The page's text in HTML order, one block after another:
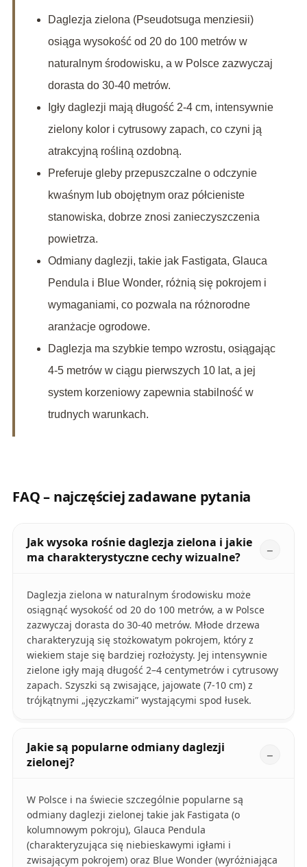
Daglezja zielona (Pseudotsuga menziesii)
osiąga wysokość od 20 do 100 metrów w
naturalnym środowisku, a w Polsce zazwyczaj
dorasta do 30-40 metrów.
Igły daglezji mają długość 2-4 cm, intensywnie
zielony kolor i cytrusowy zapach, co czyni ją
atrakcyjną rośliną ozdobną.
Preferuje gleby przepuszczalne o odczynie
kwaśnym lub obojętnym oraz półcieniste
stanowiska, dobrze znosi zanieczyszczenia
powietrza.
Odmiany daglezji, takie jak Fastigata, Glauca
Pendula i Blue Wonder, różnią się pokrojem i
wymaganiami, co pozwala na różnorodne
aranżacje ogrodowe.
Daglezja ma szybkie tempo wzrostu, osiągając
4-5 metrów w ciągu pierwszych 10 lat, a jej
system korzeniowy zapewnia stabilność w
trudnych warunkach.
FAQ – najczęściej zadawane pytania
Jak wysoka rośnie daglezja zielona i jakie
ma charakterystyczne cechy wizualne?
Daglezja zielona w naturalnym środowisku może
osiągnąć wysokość od 20 do 100 metrów, a w Polsce
zazwyczaj dorasta do 30-40 metrów. Młode drzewa
charakteryzują się stożkowatym pokrojem, który z
wiekiem staje się bardziej rozłożysty. Jej intensywnie
zielone igły mają długość 2–4 centymetrów i cytrusowy
zapach. Szyszki są zwisające, jajowate (7-10 cm) z
trójkątnymi „języczkami” wystającymi spod łusek.
Jakie są popularne odmiany daglezji
zielonej?
W Polsce i na świecie szczególnie popularne są
odmiany daglezji zielonej takie jak Fastigata (o
kolumnowym pokroju), Glauca Pendula
(charakteryzująca się niebieskawymi igłami i
zwisającym pokrojem) oraz Blue Wonder (wyróżniająca